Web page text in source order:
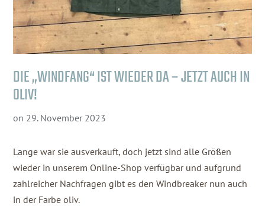
DIE „WINDFANG“ IST WIEDER DA – JETZT AUCH IN
OLIV!
on 29. November 2023
Lange war sie ausverkauft, doch jetzt sind alle Größen
wieder in unserem Online-Shop verfügbar und aufgrund
zahlreicher Nachfragen gibt es den Windbreaker nun auch
in der Farbe oliv.